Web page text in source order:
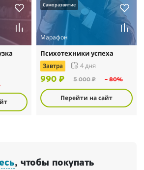
Саморазвитие
Марафон
Психотехники успеха
Завтра 4 дня
990 ₽ 5 000 ₽ – 80%
Перейти на сайт
, чтобы покупать